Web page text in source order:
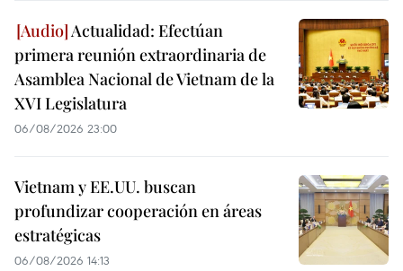
Actualidad: Efectúan
primera reunión extraordinaria de
Asamblea Nacional de Vietnam de la
XVI Legislatura
06/08/2026 23:00
Vietnam y EE.UU. buscan
profundizar cooperación en áreas
estratégicas
06/08/2026 14:13